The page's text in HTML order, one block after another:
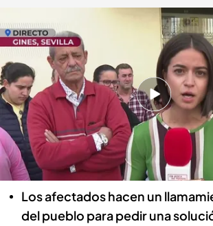
Los vecinos de un pueblo de Sevilla, atemorizados
En boca de todos
16 NOV 2023 - 13:13h.
Los vecinos del pueblo de
viven atemorizados día y noche
peligrosa actitud de un vecino
esquizofrenia.
Los afectados hacen un
del pueblo para pedir una